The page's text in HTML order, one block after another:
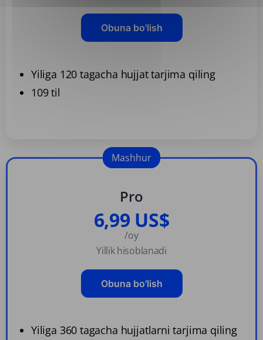
Obuna bo'lish
Yiliga 120 tagacha hujjat tarjima qiling
109 til
Pro
6,99 US$
/oy
Yillik hisoblanadi
Obuna bo'lish
Yiliga 360 tagacha hujjatlarni tarjima qiling
Mashhur